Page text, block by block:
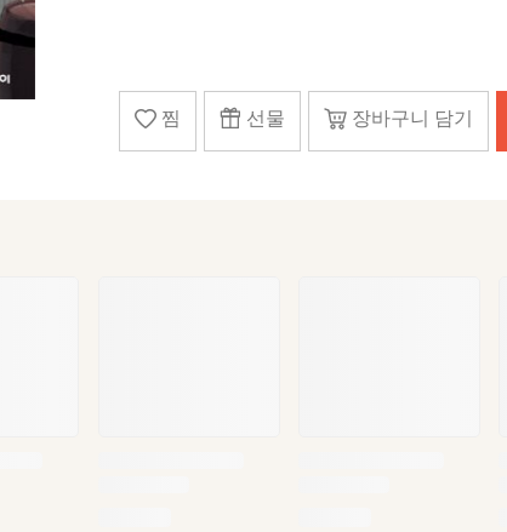
찜 선물 장바구니 담기